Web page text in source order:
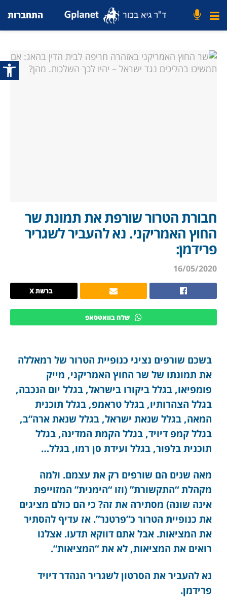
פתח
התחברות
חבורת הטרור שורפת את תמונת שר
החוץ האמריקני. נא להעביר לשגריר
פרידמן:
16/05/2020
ברשת X
שלח בוואטסאפ
בשכם שורפים נציגי כנופיית הטרור של רמאללה
את תמונתו של שר החוץ האמריקני, מייק
פומפיאו, בגלל ביקורו בישראל, בגלל יום הנכבה,
בגלל הצהרותיו, בגלל טראמפ, בגלל תוכנית
המאה, בגלל שנאת ישראל, בגלל שנאת ארה”ב,
בגלל קמפ דיויד, בגלל הקמת המדינה, בגלל
תוכנית בלפור, בגלל ועידת סן רמו, בגלל…
מאה שנים הם שורפים רק את עצמם. ולמה
מקהלת “התקשורת” (וזו “הימנית” המזוייפת
אינה שונה) מסתירה את זה? כי הם כולם מציגים
את כנופיית הטרור כ”פרטנר”. אז עדיף להסתיר
את המציאות. אבל אתם דווקא תדעו. אצלנו
רואים את המציאות, לא את “המציאות”.
נא להעביר את הסרטון לשגריר הנהדר דיויד
פרידמן.